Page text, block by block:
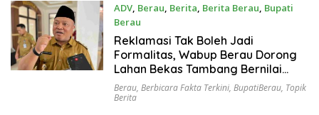
ADV, Berau, Berita, Berita Berau, Bupati
Berau
Juli 21, 2026
Reklamasi Tak Boleh Jadi
Formalitas, Wabup Berau Dorong
Lahan Bekas Tambang Bernilai
Ekonomi
Berau, Berbicara Fakta Terkini, BupatiBerau, Topik
Berita